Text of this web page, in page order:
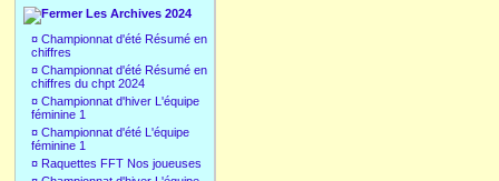
Les Archives 2024
¤ Championnat d'été Résumé en
chiffres
¤ Championnat d'été Résumé en
chiffres du chpt 2024
¤ Championnat d'hiver L'équipe
féminine 1
¤ Championnat d'été L'équipe
féminine 1
¤ Raquettes FFT Nos joueuses